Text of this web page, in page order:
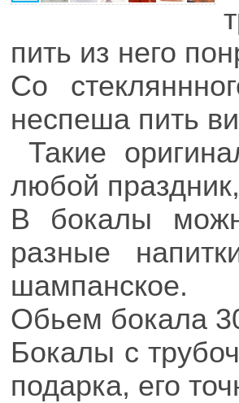
пить из него
Со
неспеша пить
Такие
любой
В бокалы
разные
шампанское.
Обьем бокала
Бокалы с
подарка, его